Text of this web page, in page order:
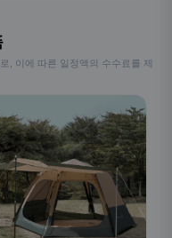
, 이에 따른 일정액의 수수료를 제